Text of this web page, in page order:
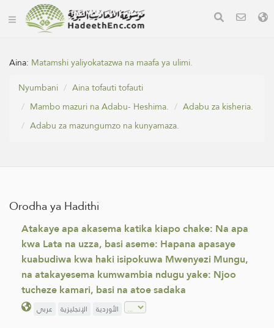
Aina: Matamshi yaliyokatazwa na maafa ya ulimi.
Nyumbani
Aina tofauti tofauti
Mambo mazuri na Adabu- Heshima.
Adabu za kisheria.
Adabu za mazungumzo na kunyamaza.
Orodha ya Hadithi
Atakaye apa akasema katika kiapo chake: Na apa
kwa Lata na uzza, basi aseme: Hapana apasaye
kuabudiwa kwa haki isipokuwa Mwenyezi Mungu,
na atakayesema kumwambia ndugu yake: Njoo
tucheze kamari, basi na atoe sadaka
عربي الإنجليزية الأوردية